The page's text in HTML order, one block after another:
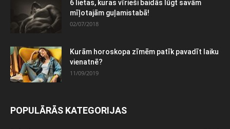
6 lietas, kuras vīrieši baidās lūgt savām
mīļotajām guļamistabā!
02/07/2018
Kurām horoskopa zīmēm patīk pavadīt laiku
vienatnē?
11/09/2019
POPULĀRĀS KATEGORIJAS